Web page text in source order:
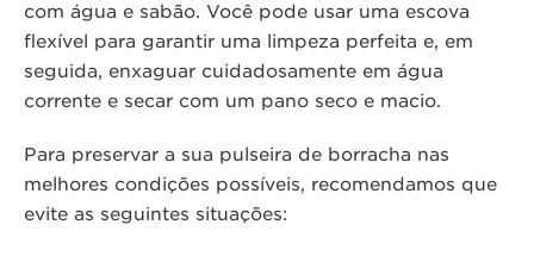
com água e sabão. Você pode usar uma escova
flexível para garantir uma limpeza perfeita e, em
seguida, enxaguar cuidadosamente em água
corrente e secar com um pano seco e macio.
Para preservar a sua pulseira de borracha nas
melhores condições possíveis, recomendamos que
evite as seguintes situações: